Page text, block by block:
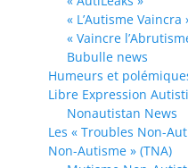
« L’Autisme Vaincra
« Vaincre
Bubulle news
Humeurs et
Libre Expression
Nonautistan News
Les « Troubles Non-
Non-Autisme » (TNA)